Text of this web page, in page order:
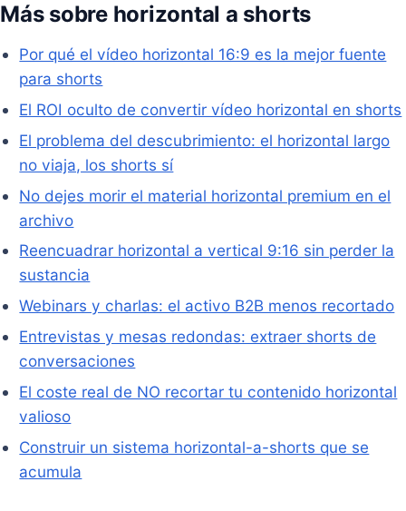
Más sobre horizontal a shorts
Por qué el vídeo horizontal 16:9 es la mejor fuente
para shorts
El ROI oculto de convertir vídeo horizontal en shorts
El problema del descubrimiento: el horizontal largo
no viaja, los shorts sí
No dejes morir el material horizontal premium en el
archivo
Reencuadrar horizontal a vertical 9:16 sin perder la
sustancia
Webinars y charlas: el activo B2B menos recortado
Entrevistas y mesas redondas: extraer shorts de
conversaciones
El coste real de NO recortar tu contenido horizontal
valioso
Construir un sistema horizontal-a-shorts que se
acumula